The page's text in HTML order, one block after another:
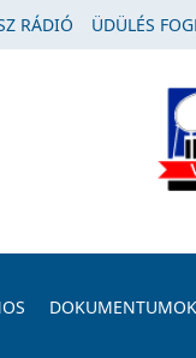
RÁDIÓ ÜDÜLÉS
DOKUMENTUMOK